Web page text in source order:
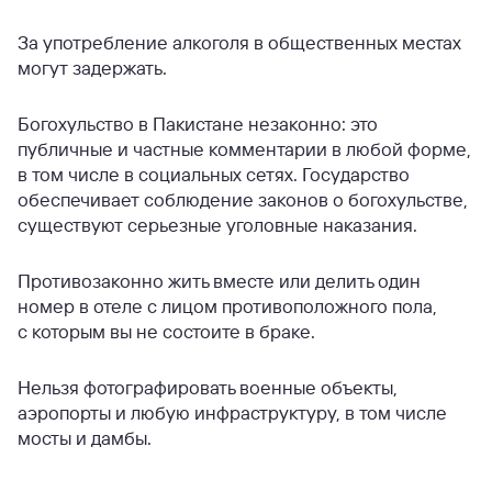
За употребление алкоголя в общественных местах
могут задержать.
Богохульство в Пакистане незаконно: это
публичные и частные комментарии в любой форме,
в том числе в социальных сетях. Государство
обеспечивает соблюдение законов о богохульстве,
существуют серьезные уголовные наказания.
Противозаконно жить вместе или делить один
номер в отеле с лицом противоположного пола,
с которым вы не состоите в браке.
Нельзя фотографировать военные объекты,
аэропорты и любую инфраструктуру, в том числе
мосты и дамбы.